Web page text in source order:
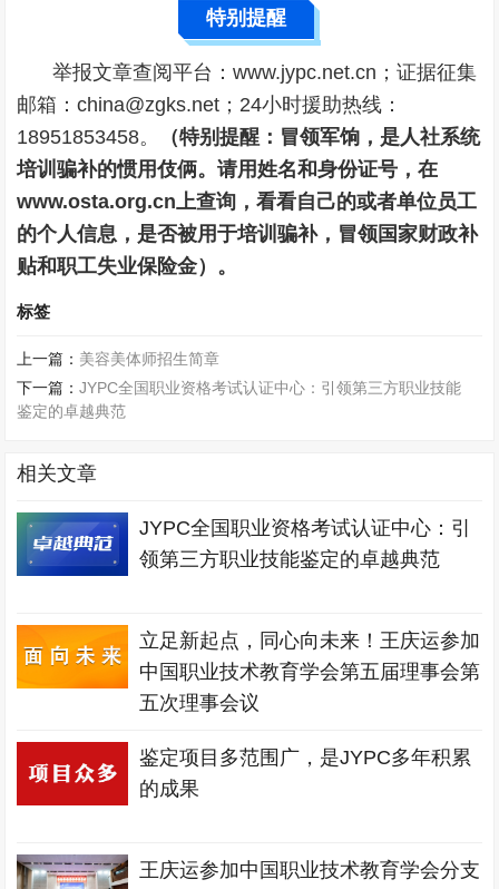
特别提醒
举报文章查阅平台：www.jypc.net.cn；证据征集
邮箱：china@zgks.net；24小时援助热线：
18951853458。
（特别提醒：冒领军饷，是人社系统
培训骗补的惯用伎俩。请用姓名和身份证号，在
www.osta.org.cn上查询，看看自己的或者单位员工
的个人信息，是否被用于培训骗补，冒领国家财政补
贴和职工失业保险金）。
标签
上一篇： 美容美体师招生简章
下一篇：JYPC全国职业资格考试认证中心：引领第三方职业技能
鉴定的卓越典范
相关文章
JYPC全国职业资格考试认证中心：引
领第三方职业技能鉴定的卓越典范
立足新起点，同心向未来！王庆运参加
中国职业技术教育学会第五届理事会第
五次理事会议
鉴定项目多范围广，是JYPC多年积累
的成果
王庆运参加中国职业技术教育学会分支